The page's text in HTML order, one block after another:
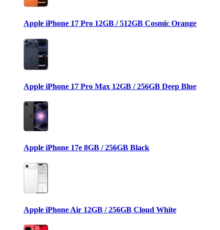
Apple iPhone 17 Pro 12GB / 512GB Cosmic Orange
Apple iPhone 17 Pro Max 12GB / 256GB Deep Blue
Apple iPhone 17e 8GB / 256GB Black
Apple iPhone Air 12GB / 256GB Cloud White